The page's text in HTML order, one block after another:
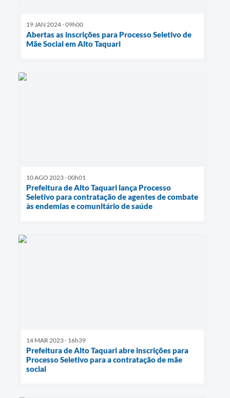
19 JAN 2024 - 09h00
Abertas as inscrições para Processo Seletivo de
Mãe Social em Alto Taquari
10 AGO 2023 - 00h01
Prefeitura de Alto Taquari lança Processo
Seletivo para contratação de agentes de combate
às endemias e comunitário de saúde
14 MAR 2023 - 16h39
Prefeitura de Alto Taquari abre inscrições para
Processo Seletivo para a contratação de mãe
social